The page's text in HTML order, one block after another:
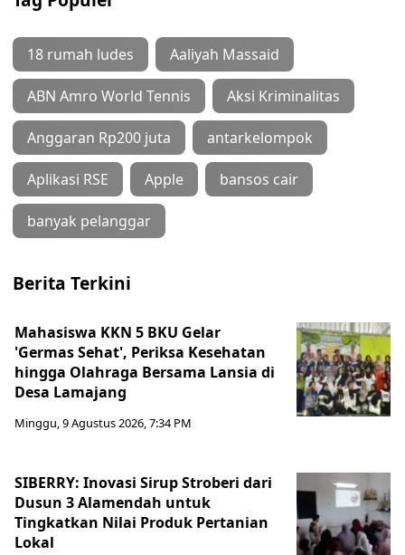
18 rumah ludes Aaliyah Massaid
ABN Amro World Tennis Aksi Kriminalitas
Anggaran Rp200 juta antarkelompok
Aplikasi RSE Apple bansos cair
banyak pelanggar
Berita Terkini
Mahasiswa KKN 5 BKU Gelar
'Germas Sehat', Periksa Kesehatan
hingga Olahraga Bersama Lansia di
Desa Lamajang
Minggu, 9 Agustus 2026, 7:34 PM
SIBERRY: Inovasi Sirup Stroberi dari
Dusun 3 Alamendah untuk
Tingkatkan Nilai Produk Pertanian
Lokal